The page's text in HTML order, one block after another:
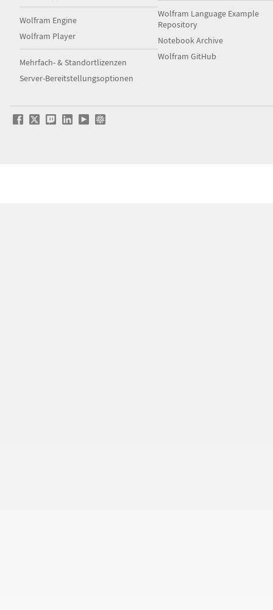
Wolfram Engine
Wolfram Player
Mehrfach- & Standortlizenzen
Server-Bereitstellungsoptionen
Wolfram Language Example
Repository
Notebook Archive
Wolfram GitHub